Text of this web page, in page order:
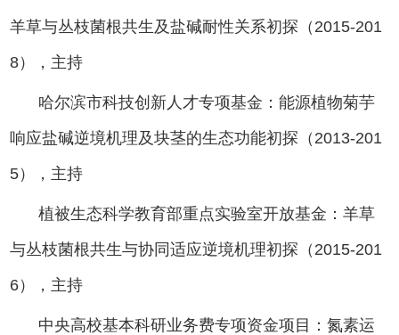
羊草与丛枝菌根共生及盐碱耐性关系初探（2015-201
8），主持
哈尔滨市科技创新人才专项基金：能源植物菊芋
响应盐碱逆境机理及块茎的生态功能初探（2013-201
5），主持
植被生态科学教育部重点实验室开放基金：羊草
与丛枝菌根共生与协同适应逆境机理初探（2015-201
6），主持
中央高校基本科研业务费专项资金项目：氮素运